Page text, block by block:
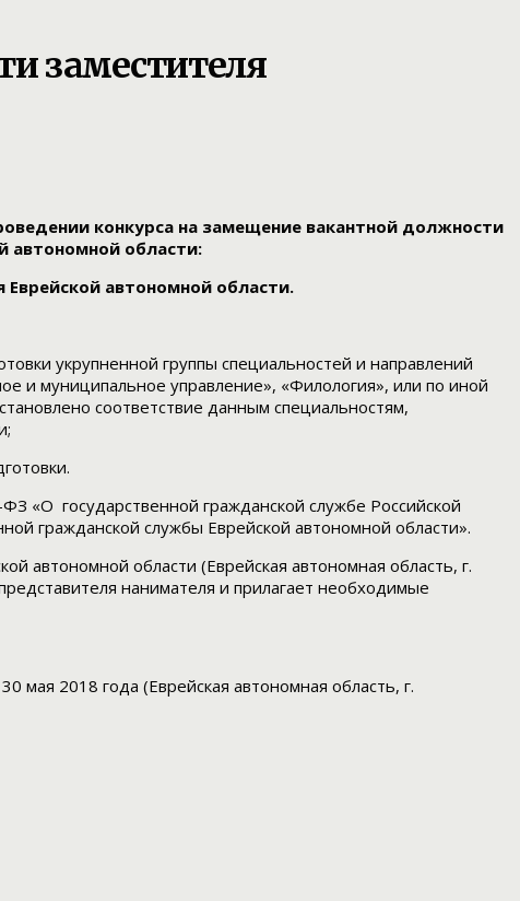
заместителя
конкурса на замещение вакантной должности
автономной области:
автономной области.
укрупненной группы специальностей и направлений
и муниципальное управление», «Филология», или по иной
соответствие данным специальностям,
«О государственной гражданской службе Российской
гражданской службы Еврейской автономной области».
автономной области (Еврейская автономная область, г.
нанимателя и прилагает необходимые
мая 2018 года (Еврейская автономная область, г.